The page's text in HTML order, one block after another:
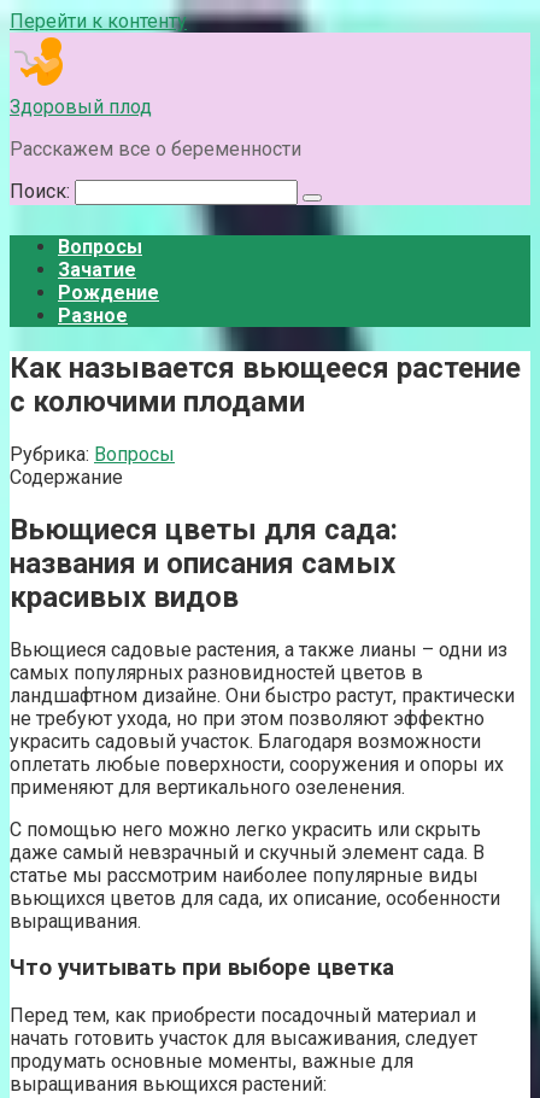
Перейти к контенту
Здоровый плод
Расскажем все о беременности
Поиск:
Вопросы
Зачатие
Рождение
Разное
Как называется вьющееся растение
с колючими плодами
Рубрика: Вопросы
Содержание
Вьющиеся цветы для сада:
названия и описания самых
красивых видов
Вьющиеся садовые растения, а также лианы – одни из
самых популярных разновидностей цветов в
ландшафтном дизайне. Они быстро растут, практически
не требуют ухода, но при этом позволяют эффектно
украсить садовый участок. Благодаря возможности
оплетать любые поверхности, сооружения и опоры их
применяют для вертикального озеленения.
С помощью него можно легко украсить или скрыть
даже самый невзрачный и скучный элемент сада. В
статье мы рассмотрим наиболее популярные виды
вьющихся цветов для сада, их описание, особенности
выращивания.
Что учитывать при выборе цветка
Перед тем, как приобрести посадочный материал и
начать готовить участок для высаживания, следует
продумать основные моменты, важные для
выращивания вьющихся растений: